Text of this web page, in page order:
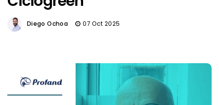
Diego Ochoa 07 Oct 2025